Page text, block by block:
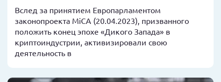
Вслед за принятием Европарламентом
законопроекта MiCA (20.04.2023), призванного
положить конец эпохе «Дикого Запада» в
криптоиндустрии, активизировали свою
деятельность в